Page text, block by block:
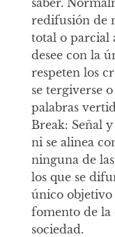
redifusión de
total o parcial
desee con la
respeten los
se tergiverse
palabras
Break: Señal
ni se alinea
ninguna de
los que se
único objetivo
fomento de la
sociedad.